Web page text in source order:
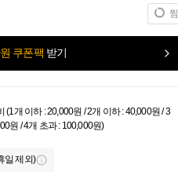
찜
쿠폰팩 받기
(1개 이하 : 20,000원 / 2개 이하 : 40,000원 / 3
원 / 4개 초과 : 100,000원)
일 제외)